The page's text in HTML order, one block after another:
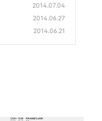
2014.07.04
2014.06.27
2014.06.21